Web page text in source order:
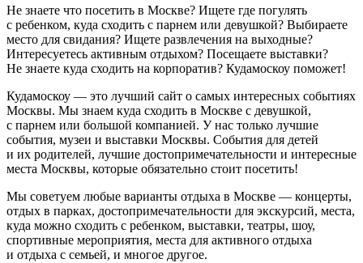
Не знаете что посетить в Москве? Ищете где погулять
с ребенком, куда сходить с парнем или девушкой? Выбираете
место для свидания? Ищете развлечения на выходные?
Интересуетесь активным отдыхом? Посещаете выставки?
Не знаете куда сходить на корпоратив? Кудамоскоу поможет!
Кудамоскоу — это лучший сайт о самых интересных событиях
Москвы. Мы знаем куда сходить в Москве с девушкой,
с парнем или большой компанией. У нас только лучшие
события, музеи и выставки Москвы. События для детей
и их родителей, лучшие достопримечательности и интересные
места Москвы, которые обязательно стоит посетить!
Мы советуем любые варианты отдыха в Москве — концерты,
отдых в парках, достопримечательности для экскурсий, места,
куда можно сходить с ребенком, выставки, театры, шоу,
спортивные мероприятия, места для активного отдыха
и отдыха с семьей, и многое другое.